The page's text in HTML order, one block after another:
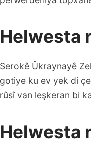
Helwesta
Serokê Ûkraynayê
gotiye ku ev yek di
rûsî van leşkeran bi
Helwesta